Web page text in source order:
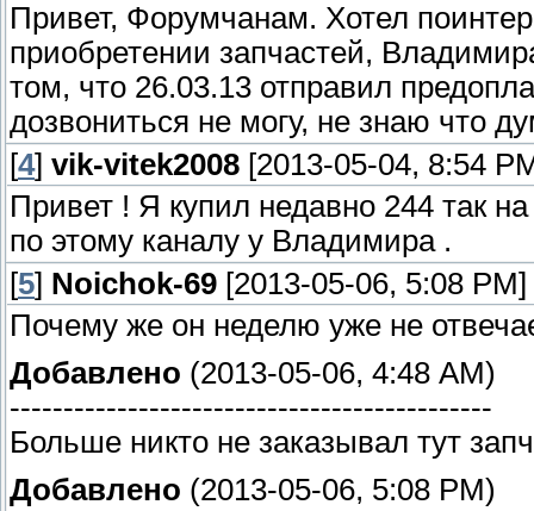
Привет, Форумчанам. Хотел
приобретении запчастей,
том, что 26.03.13 отправил
дозвониться не могу, не знаю что
[4] vik-vitek2008 [2013-05-04, 8:54
Привет ! Я купил недавно 244 так
по этому каналу у Владимира .
[5] Noichok-69 [2013-05-06, 5:08 PM]
Почему же он неделю уже не
Добавлено (2013-05-06, 4:48 AM)
---------------------------------------------
Больше никто не заказывал тут
Добавлено (2013-05-06, 5:08 PM)